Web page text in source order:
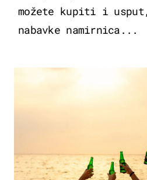
možete kupiti i
nabavke namirnica...